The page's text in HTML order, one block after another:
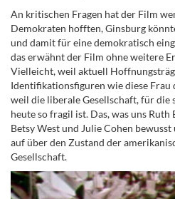
An kritischen Fragen hat der Film
Demokraten hofften, Ginsburg
und damit für eine demokratisch
das erwähnt der Film ohne weitere
Vielleicht, weil aktuell
Identifikationsfiguren wie diese
weil die liberale Gesellschaft, für die
heute so fragil ist. Das, was uns Ruth
Betsy West und Julie Cohen
auf über den Zustand der
Gesellschaft.